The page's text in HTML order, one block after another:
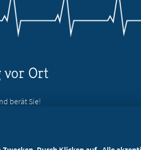
vor Ort
berät Sie!